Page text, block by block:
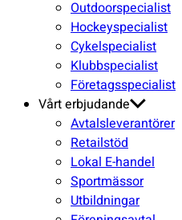
Outdoorspecialist
Hockeyspecialist
Cykelspecialist
Klubbspecialist
Företagsspecialist
Vårt erbjudande
Avtalsleverantörer
Retailstöd
Lokal E-handel
Sportmässor
Utbildningar